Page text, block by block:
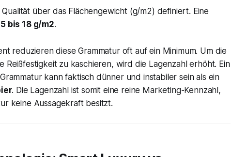
über das Flächengewicht (g/m2) definiert. Eine
bis 18 g/m2.
reduzieren diese Grammatur oft auf ein Minimum. Um die
Reißfestigkeit zu kaschieren, wird die Lagenzahl erhöht. Ein
kann faktisch dünner und instabiler sein als ein
. Die Lagenzahl ist somit eine reine Marketing-Kennzahl,
keine Aussagekraft besitzt.